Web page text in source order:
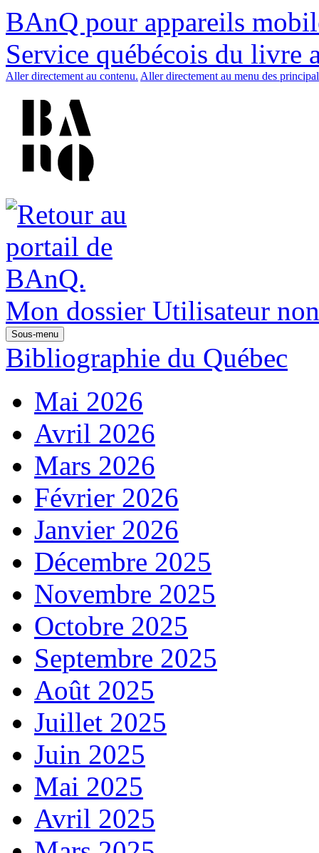
BAnQ pour appareils
Service québécois du livre
Aller directement au contenu. Aller directement au menu des
Mon dossier Utilisateur
Sous-menu
Bibliographie du Québec
Mai 2026
Avril 2026
Mars 2026
Février 2026
Janvier 2026
Décembre 2025
Novembre 2025
Octobre 2025
Septembre 2025
Août 2025
Juillet 2025
Juin 2025
Mai 2025
Avril 2025